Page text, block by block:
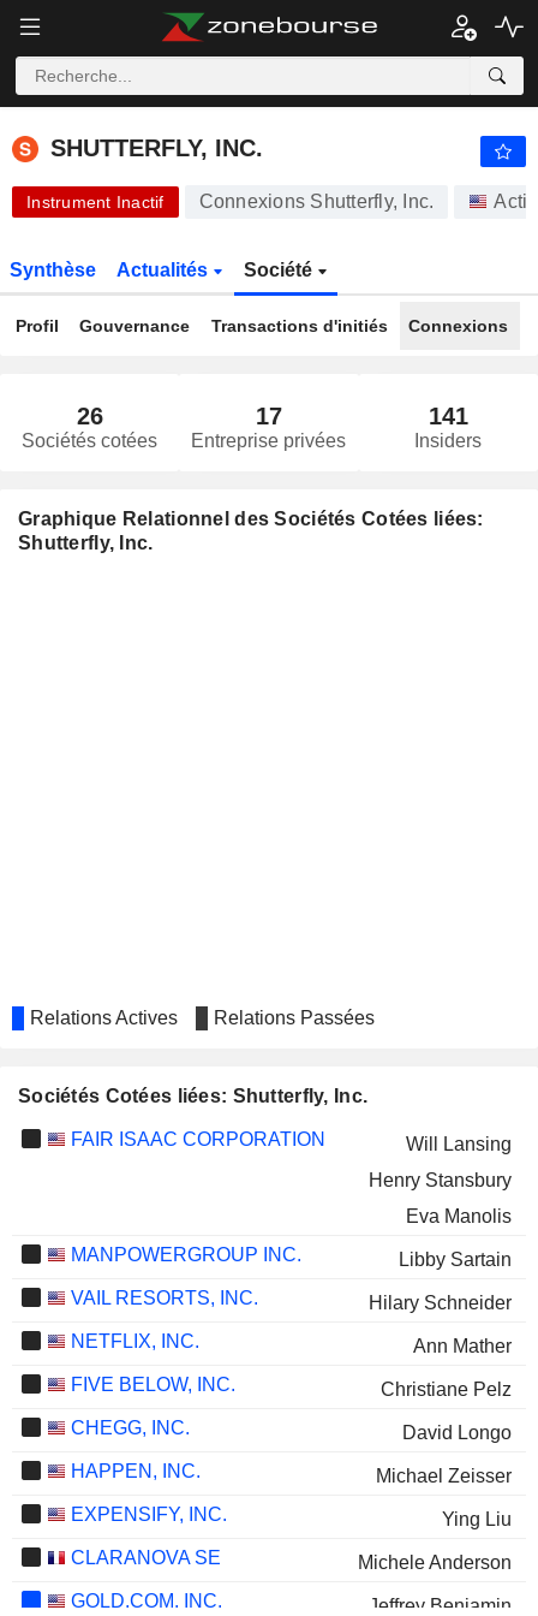
SHUTTERFLY, INC. - $ -
SHUTTERFLY, INC.
Instrument Inactif Connexions Shutterfly, Inc.
Synthèse Actualités Société
Profil Gouvernance Transactions d'initiés Connexions
26
Sociétés cotées
17
Entreprise privées
141
Insiders
Graphique Relationnel des Sociétés Cotées liées:
Shutterfly, Inc.
Relations Actives Relations Passées
Sociétés Cotées liées: Shutterfly, Inc.
FAIR ISAAC CORPORATION
Will Lansing
Henry Stansbury
Eva Manolis
MANPOWERGROUP INC.
Libby Sartain
VAIL RESORTS, INC.
Hilary Schneider
NETFLIX, INC.
Ann Mather
FIVE BELOW, INC.
Christiane Pelz
CHEGG, INC.
David Longo
HAPPEN, INC.
Michael Zeisser
EXPENSIFY, INC.
Ying Liu
CLARANOVA SE
Michele Anderson
GOLD.COM, INC.
Jeffrey Benjamin